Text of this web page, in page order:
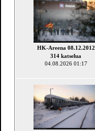
HK-Areena 08.12.2012
314 katselua
04.08.2026 01:17